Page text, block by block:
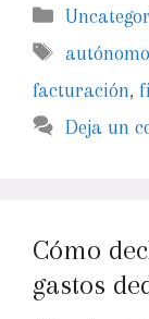
facturación,
Deja un
Cómo
gastos